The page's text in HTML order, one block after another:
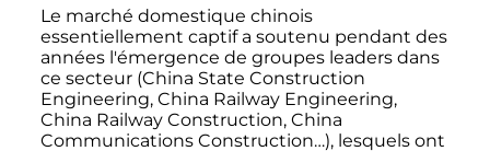
Le marché domestique chinois
essentiellement captif a soutenu pendant des
années l'émergence de groupes leaders dans
ce secteur (China State Construction
Engineering, China Railway Engineering,
China Railway Construction, China
Communications Construction…), lesquels ont